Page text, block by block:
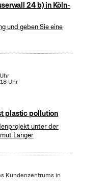
24 b) in Köln-
und geben Sie eine
Uhr
plastic pollution
unter der
Langer
Kundenzentrums in